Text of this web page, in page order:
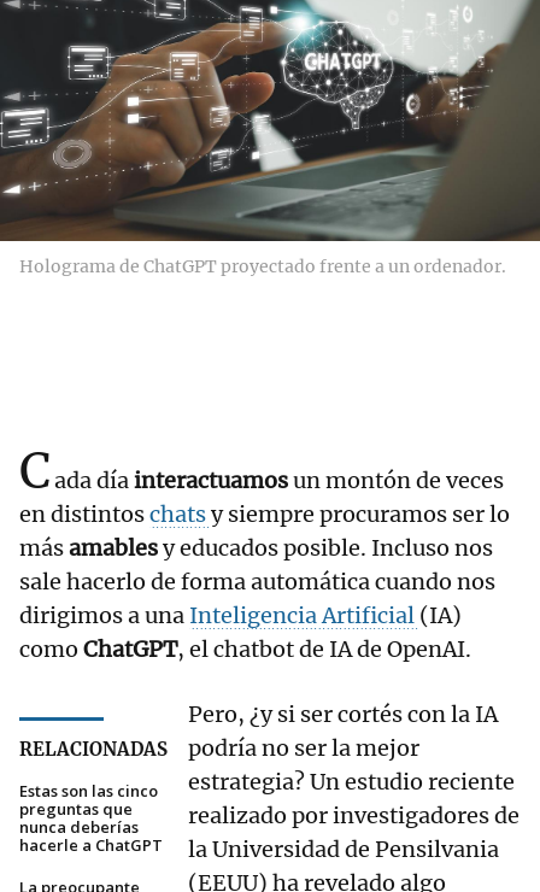
Holograma de ChatGPT proyectado frente a un ordenador.
Cada díainteractuamosun montón de veces
en distintoschatsy siempre procuramos ser lo
másamablesy educados posible. Incluso nos
sale hacerlo de forma automática cuando nos
dirigimos a una Inteligencia Artificial (IA)
como ChatGPT, el chatbot de IA de OpenAI.
RELACIONADAS
Estas son las cinco
preguntas que
nunca deberías
hacerle a ChatGPT
Pero, ¿y si ser cortés con la IA
podría no ser la mejor
estrategia? Un estudio reciente
realizado por investigadores de
la Universidad de Pensilvania
(EEUU) ha revelado algo